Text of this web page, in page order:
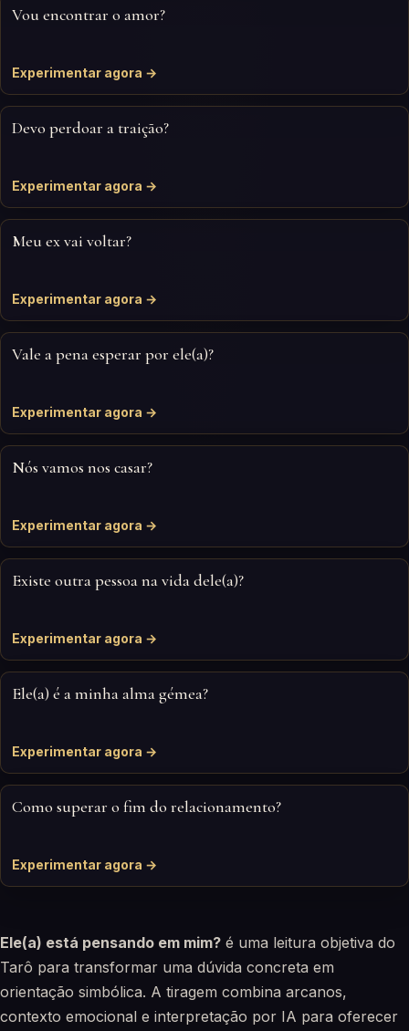
Vou encontrar o amor?
Experimentar agora →
Devo perdoar a traição?
Experimentar agora →
Meu ex vai voltar?
Experimentar agora →
Vale a pena esperar por ele(a)?
Experimentar agora →
Nós vamos nos casar?
Experimentar agora →
Existe outra pessoa na vida dele(a)?
Experimentar agora →
Ele(a) é a minha alma gémea?
Experimentar agora →
Como superar o fim do relacionamento?
Experimentar agora →
Ele(a) está pensando em mim? é uma leitura objetiva do
Tarô para transformar uma dúvida concreta em
orientação simbólica. A tiragem combina arcanos,
contexto emocional e interpretação por IA para oferecer